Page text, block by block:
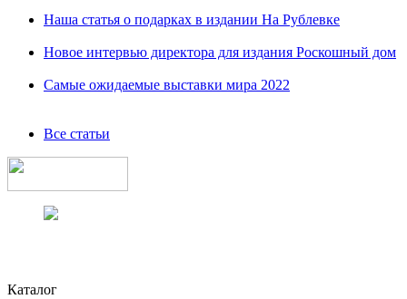
Наша статья о подарках в издании На Рублевке
Новое интервью директора для издания Роскошный дом
Самые ожидаемые выставки мира 2022
Все статьи
Каталог